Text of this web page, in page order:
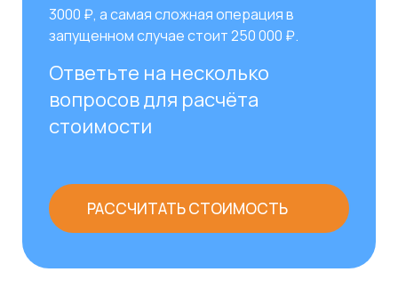
3000 ₽, а самая сложная операция в
запущенном случае стоит 250 000 ₽.
Ответьте на несколько
вопросов для расчёта
стоимости
РАССЧИТАТЬ СТОИМОСТЬ